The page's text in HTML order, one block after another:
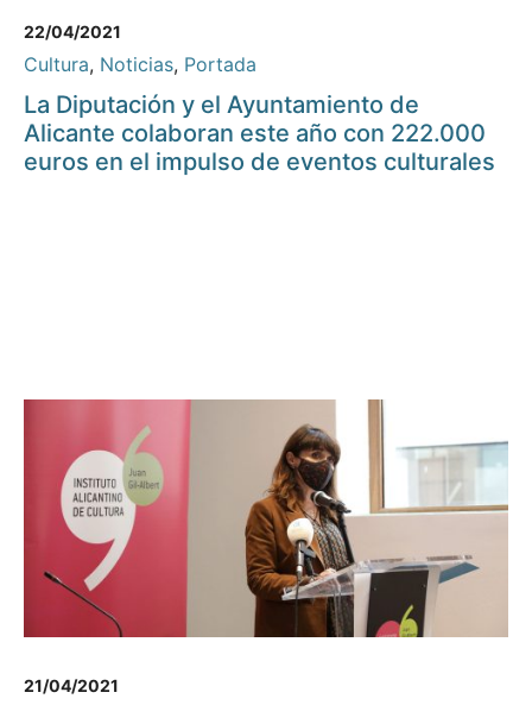
22/04/2021
Cultura, Noticias, Portada
La Diputación y el Ayuntamiento de
Alicante colaboran este año con 222.000
euros en el impulso de eventos culturales
21/04/2021